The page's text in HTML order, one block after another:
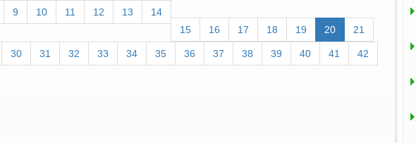
9 10 11 12 13
14
15
16 17 18 19 20 21
30 31 32 33 34 35 36 37 38 39 40 41 42